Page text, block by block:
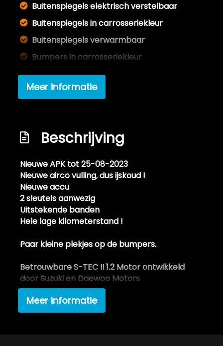
Buitenspiegels elektrisch verstelbaar
Buitenspiegels in carrosseriekleur
Buitenspiegels verwarmbaar
Bumpers in carrosseriekleur
Getint glas
Interieur
Airco
Stuurbekrachtiging
Meer informatie
Beschrijving
Nieuwe APK tot 25-08-2023
Nieuwe airco vulling, dus ijskoud !
Nieuwe accu
2 sleutels aanwezig
Uitstekende banden
Hele lage kilometerstand !
Paar kleine plekjes op de bumpers.
Betrouwbare S-TEC II 1.2 Motor ontwikkeld
door Suzuki en Daewoo Motors
Deze Chevrolet Aveo komt uit 2008, werd
geleverd van 01-06-2008 tot 30-09-2010 en
Meer informatie